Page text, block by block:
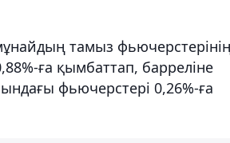
тамыз
ға қымбаттап, барреліне
фьючерстері 0,26%-ға